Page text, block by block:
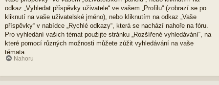
odkaz „Vyhledat příspěvky uživatele“ ve vašem „Profilu“ (zobrazí se po
kliknutí na vaše uživatelské jméno), nebo kliknutím na odkaz „Vaše
příspěvky“ v nabídce „Rychlé odkazy“, která se nachází nahoře na fóru.
Pro vyhledání vašich témat použijte stránku „Rozšířené vyhledávání“, na
které pomocí různých možnosti můžete zúžit vyhledávání na vaše
témata.
Nahoru